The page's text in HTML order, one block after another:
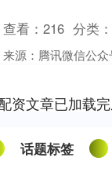
查看：216 分类：
来源：腾讯微信公众
资文章已加载
话题标签